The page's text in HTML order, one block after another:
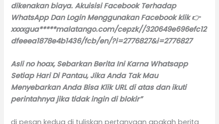
dikenakan biaya. Akuisisi Facebook Terhadap
WhatsApp Dan Login Menggunakan Facebook klik 👉
xxxxgua*****malatango.com/cepzk//320649e696efc12
dfeeea1878e4b1436/fcb/en/?i=2776827&i=2776827
Asli no hoax, Sebarkan Berita Ini Karna Whatsapp
Setiap Hari Di Pantau, Jika Anda Tak Mau
Menyebarkan Anda Bisa Klik URL di atas dan ikuti
perintahnya jika tidak ingin di blokir”